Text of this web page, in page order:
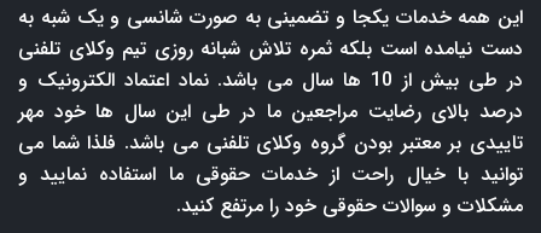
این همه خدمات یکجا و تضمینی به صورت شانسی و یک شبه به
دست نیامده است بلکه ثمره تلاش شبانه روزی تیم وکلای تلفنی
در طی بیش از 10 ها سال می باشد. نماد اعتماد الکترونیک و
درصد بالای رضایت مراجعین ما در طی این سال ها خود مهر
تاییدی بر معتبر بودن گروه وکلای تلفنی می باشد. فلذا شما می
توانید با خیال راحت از خدمات حقوقی ما استفاده نمایید و
مشکلات و سوالات حقوقی خود را مرتفع کنید.